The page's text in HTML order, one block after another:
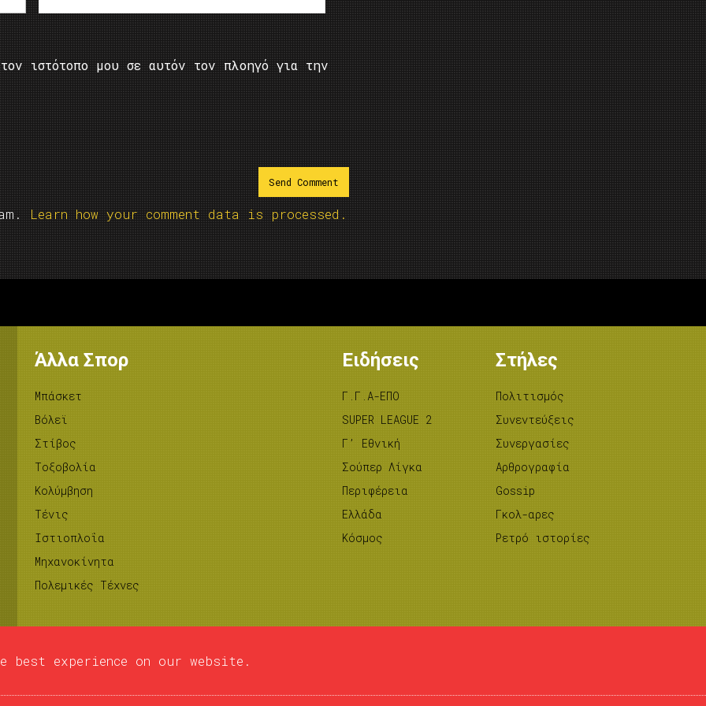
ιστότοπο μου σε αυτόν τον πλοηγό για την
Learn how your comment data is processed.
Άλλα Σπορ
Μπάσκετ
Βόλεϊ
Στίβος
Tοξοβολία
Κολύμβηση
Τένις
Ιστιοπλοΐα
Μηχανοκίνητα
Πολεμικές Τέχνες
Ειδήσεις
Γ.Γ.Α-ΕΠΟ
SUPER LEAGUE 2
Γ’ Εθνική
Σούπερ Λίγκα
Περιφέρεια
Ελλάδα
Κόσμος
Στήλες
Πολιτισμός
Συνεντεύξεις
Συνεργασίες
Αρθρογραφία
Gossip
Γκολ-αρες
Ρετρό ιστορίες
best experience on our website.